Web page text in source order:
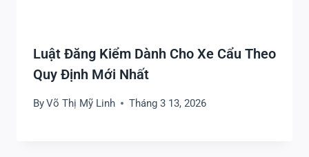
Luật Đăng Kiểm Dành Cho Xe Cẩu Theo
Quy Định Mới Nhất
ByVõ Thị Mỹ Linh Tháng 3 13, 2026